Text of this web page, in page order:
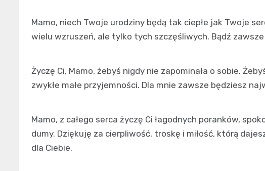
Mamo, niech Twoje urodziny będą tak ciepłe jak Twoje
wielu wzruszeń, ale tylko tych szczęśliwych. Bądź
Życzę Ci, Mamo, żebyś nigdy nie zapominała o sobie.
zwykłe małe przyjemności. Dla mnie zawsze będziesz
Mamo, z całego serca życzę Ci łagodnych poranków,
dumy. Dziękuję za cierpliwość, troskę i miłość, którą
dla Ciebie.